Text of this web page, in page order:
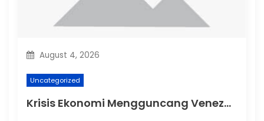
August 4, 2026
Uncategorized
Krisis Ekonomi Mengguncang Venezuela